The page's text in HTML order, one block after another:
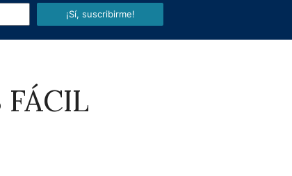
¡Sí, suscribirme!